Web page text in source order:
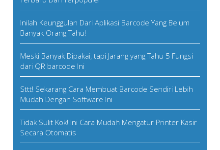
Inilah Keunggulan Dari Aplikasi Barcode Yang Belum
Banyak Orang Tahu!
Meski Banyak Dipakai, tapi Jarang yang Tahu 5 Fungsi
dari QR barcode Ini
Sttt! Sekarang Cara Membuat Barcode Sendiri Lebih
Mudah Dengan Software Ini
Tidak Sulit Kok! Ini Cara Mudah Mengatur Printer Kasir
Secara Otomatis